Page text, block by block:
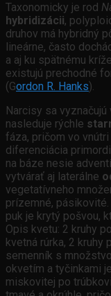
Taxonomicky je rod
hybridizácii,
druhov má hybridný
lineárne, často
a aj ku spätnému
existujú prechodné
(Gordon R. Hanks).
Narcisy sa
nasleduje rýchle
fáza, pričom vo
diferenciácia
na báze nesie
vytvárať aj laterálne
vegetatívneho
prízemné,
puk je krytý pošvou,
Opis kvetu: 2 kruhy
kvetná rúrka, 2
semenník s
okvetím a tyčinkami
miskovitej po